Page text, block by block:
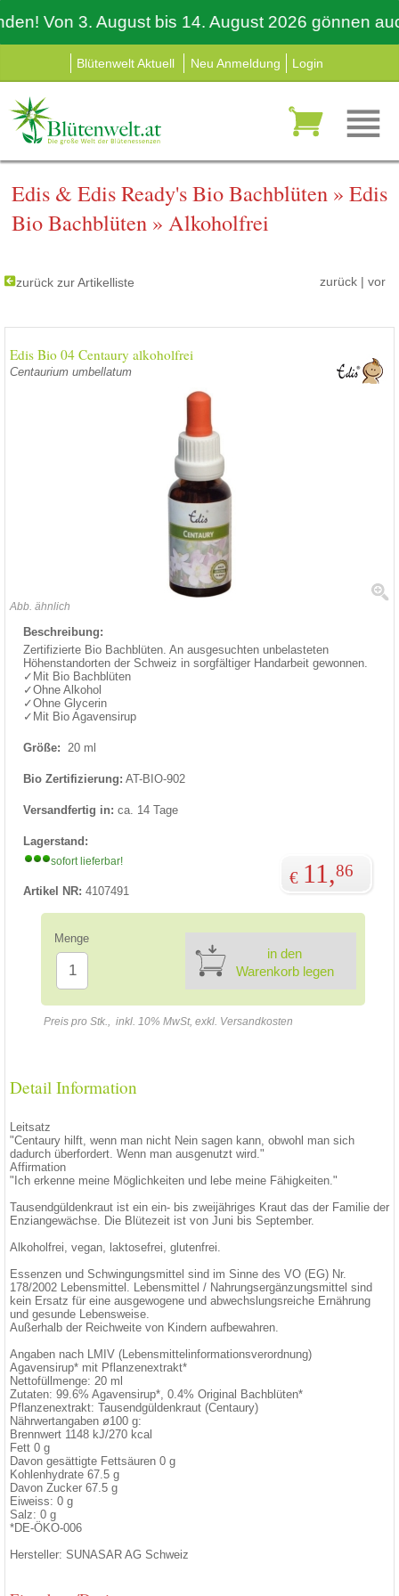
Von 3. August bis 14. August 2026 gönnen
Blütenwelt Aktuell Neu Anmeldung Login
Edis & Edis Ready's Bio Bachblüten » Edis
Bio Bachblüten » Alkoholfrei
zurück zur Artikelliste zurück | vor
Edis Bio 04 Centaury alkoholfrei
Centaurium umbellatum
Abb. ähnlich
Beschreibung:
Zertifizierte Bio Bachblüten. An ausgesuchten unbelasteten
Höhenstandorten der Schweiz in sorgfältiger Handarbeit gewonnen.
✓Mit Bio Bachblüten
✓Ohne Alkohol
✓Ohne Glycerin
✓Mit Bio Agavensirup
Größe: 20 ml
Bio Zertifizierung: AT-BIO-902
Versandfertig in: ca. 14 Tage
Lagerstand:
sofort lieferbar!
Artikel NR: 4107491
€ 11,86
Menge
in den
Warenkorb legen
Preis pro Stk., inkl. 10% MwSt, exkl. Versandkosten
Detail Information
Leitsatz
"Centaury hilft, wenn man nicht Nein sagen kann, obwohl man sich
dadurch überfordert. Wenn man ausgenutzt wird."
Affirmation
"Ich erkenne meine Möglichkeiten und lebe meine Fähigkeiten."
Tausendgüldenkraut ist ein ein- bis zweijähriges Kraut das der Familie der
Enziangewächse. Die Blütezeit ist von Juni bis September.
Alkoholfrei, vegan, laktosefrei, glutenfrei.
Essenzen und Schwingungsmittel sind im Sinne des VO (EG) Nr.
178/2002 Lebensmittel. Lebensmittel / Nahrungsergänzungsmittel sind
kein Ersatz für eine ausgewogene und abwechslungsreiche Ernährung
und gesunde Lebensweise.
Außerhalb der Reichweite von Kindern aufbewahren.
Angaben nach LMIV (Lebensmittelinformationsverordnung)
Agavensirup* mit Pflanzenextrakt*
Nettofüllmenge: 20 ml
Zutaten: 99.6% Agavensirup*, 0.4% Original Bachblüten*
Pflanzenextrakt: Tausendgüldenkraut (Centaury)
Nährwertangaben ø100 g:
Brennwert 1148 kJ/270 kcal
Fett 0 g
Davon gesättigte Fettsäuren 0 g
Kohlenhydrate 67.5 g
Davon Zucker 67.5 g
Eiweiss: 0 g
Salz: 0 g
*DE-ÖKO-006
Hersteller: SUNASAR AG Schweiz